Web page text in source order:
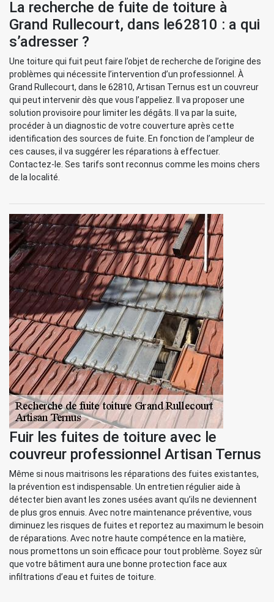
La recherche de fuite de toiture à
Grand Rullecourt, dans le62810 : a qui
s’adresser ?
Une toiture qui fuit peut faire l’objet de recherche de l’origine des
problèmes qui nécessite l’intervention d’un professionnel. À
Grand Rullecourt, dans le 62810, Artisan Ternus est un couvreur
qui peut intervenir dès que vous l’appeliez. Il va proposer une
solution provisoire pour limiter les dégâts. Il va par la suite,
procéder à un diagnostic de votre couverture après cette
identification des sources de fuite. En fonction de l’ampleur de
ces causes, il va suggérer les réparations à effectuer.
Contactez-le. Ses tarifs sont reconnus comme les moins chers
de la localité.
Fuir les fuites de toiture avec le
couvreur professionnel Artisan Ternus
Même si nous maitrisons les réparations des fuites existantes,
la prévention est indispensable. Un entretien régulier aide à
détecter bien avant les zones usées avant qu’ils ne deviennent
de plus gros ennuis. Avec notre maintenance préventive, vous
diminuez les risques de fuites et reportez au maximum le besoin
de réparations. Avec notre haute compétence en la matière,
nous promettons un soin efficace pour tout problème. Soyez sûr
que votre bâtiment aura une bonne protection face aux
infiltrations d’eau et fuites de toiture.